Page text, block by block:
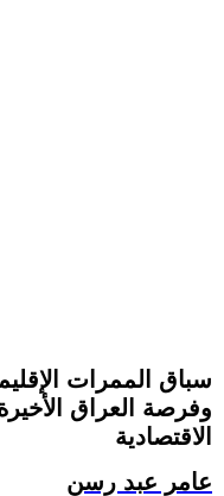
سباق الممرات
وفرصة العراق
الاقتصادية
عامر عبد رسن